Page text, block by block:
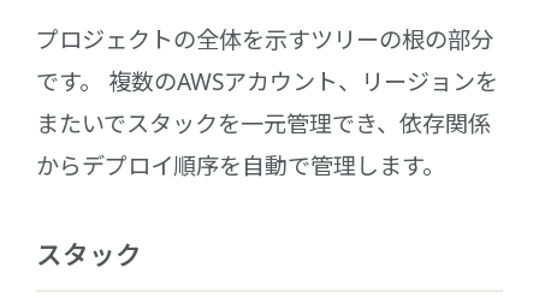
プロジェクトの全体を示すツリーの根の部分
です。 複数のAWSアカウント、リージョンを
またいでスタックを⼀元管理でき、依存関係
からデプロイ順序を⾃動で管理します。
スタック